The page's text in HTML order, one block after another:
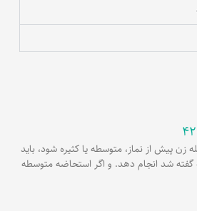
قلیله زن پیش از نماز، متوسطه یا کثیره شود، باید
گفته شد انجام دهد. و اگر استحاضه متوسطه
برگه